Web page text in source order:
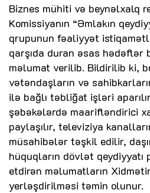
Biznes mühiti və beynəlxalq
Komissiyanın “Əmlakın
qrupunun fəaliyyət
qarşıda duran əsas hədəflər
məlumat verilib. Bildirilib ki,
vətəndaşların və
ilə bağlı təbliğat işləri
şəbəkələrdə maarifləndirici
paylaşılır, televiziya
müsahibələr təşkil edilir,
hüquqların dövlət qeydiyyatı
etdirən məlumatların
yerləşdirilməsi təmin olunur.